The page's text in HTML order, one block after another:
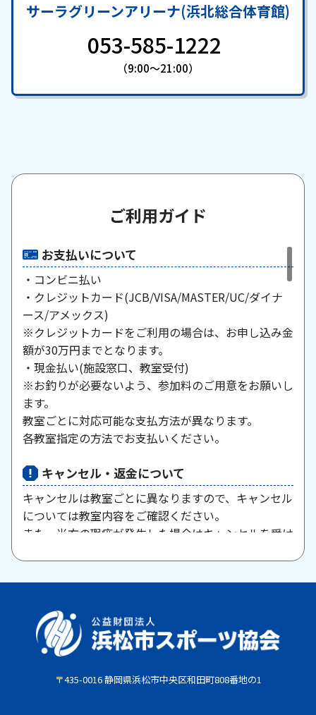
サーラグリーンアリーナ(浜北総合体育館)
053-585-1222
（9:00～21:00）
ご利用ガイド
お支払いについて
・コンビニ払い
・クレジットカード(JCB/VISA/MASTER/UC/ダイナ
ース/アメックス)
※クレジットカードをご利用の場合は、お申し込み金
額が30万円までとなります。
・現金払い(施設窓口、教室受付)
※お釣りが必要ないよう、参加料のご用意をお願いし
ます。
教室ごとに対応可能な支払方法が異なります。
各教室指定の方法でお支払いください。
キャンセル・返金について
キャンセルは教室ごとに異なりますので、キャンセル
については教室内容をご確認ください。
また、当方の瑕疵が発生した場合はキャンセルを受け
原則として、一旦納入された参加料・受講料は返金い
としていたしません。教室期間中にケガ・病気等によ
り、医師から運動制限が出された場合は、担当者まで
ご相談ください。
〒435-0016 静岡県浜松市中央区和田町808番地の1